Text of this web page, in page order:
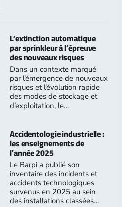
L’extinction automatique
par sprinkleur à l’épreuve
des nouveaux risques
Dans un contexte marqué
par l’émergence de nouveaux
risques et l’évolution rapide
des modes de stockage et
d’exploitation, le…
Accidentologie industrielle :
les enseignements de
l’année 2025
Le Barpi a publié son
inventaire des incidents et
accidents technologiques
survenus en 2025 au sein
des installations classées…